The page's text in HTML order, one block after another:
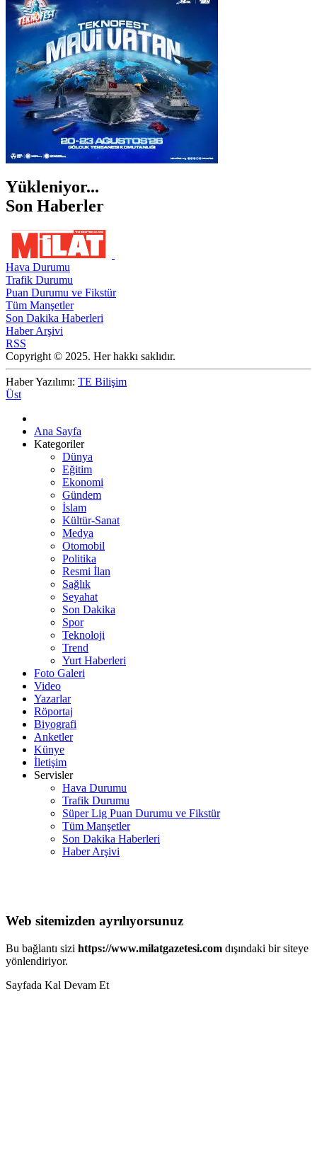
İZMİR
ŞANLIURFA
ŞIRNAK
Yükleniyor...
Son Haberler
Hava Durumu
Trafik Durumu
Puan Durumu ve Fikstür
Tüm Manşetler
Son Dakika Haberleri
Haber Arşivi
RSS
Copyright © 2025. Her hakkı saklıdır.
Haber Yazılımı: TE Bilişim
Üst
Ana Sayfa
Kategoriler
Dünya
Eğitim
Ekonomi
Gündem
İslam
Kültür-Sanat
Medya
Otomobil
Politika
Resmi İlan
Sağlık
Seyahat
Son Dakika
Spor
Teknoloji
Trend
Yurt Haberleri
Foto Galeri
Video
Yazarlar
Röportaj
Biyografi
Anketler
Künye
İletişim
Servisler
Hava Durumu
Trafik Durumu
Süper Lig Puan Durumu ve Fikstür
Tüm Manşetler
Son Dakika Haberleri
Haber Arşivi
Web sitemizden ayrılıyorsunuz
Bu bağlantı sizi https://www.milatgazetesi.com dışındaki bir siteye
yönlendiriyor.
Sayfada Kal Devam Et